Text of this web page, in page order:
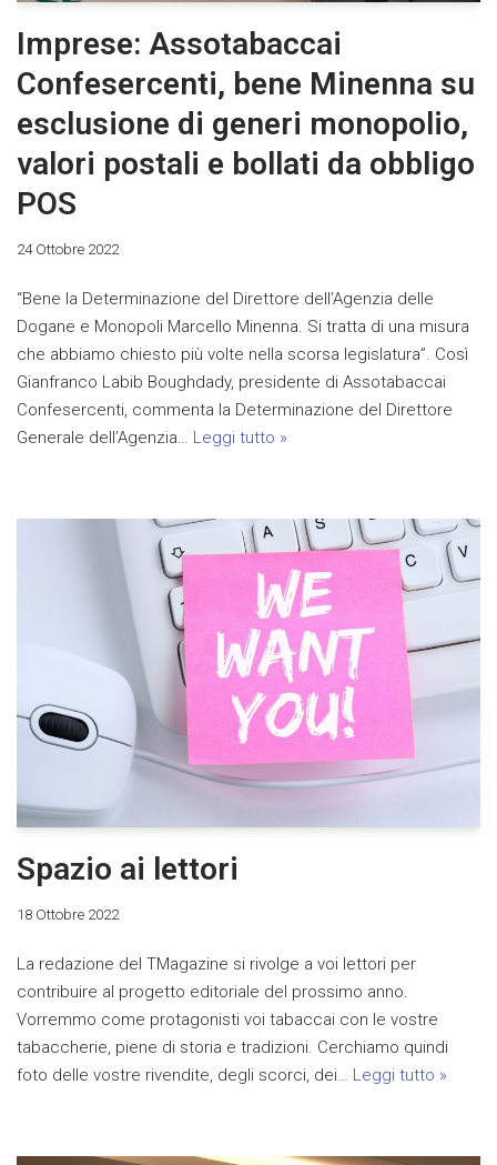
Imprese: Assotabaccai
Confesercenti, bene Minenna su
esclusione di generi monopolio,
valori postali e bollati da obbligo
POS
24 Ottobre 2022
“Bene la Determinazione del Direttore dell’Agenzia delle
Dogane e Monopoli Marcello Minenna. Si tratta di una misura
che abbiamo chiesto più volte nella scorsa legislatura”. Così
Gianfranco Labib Boughdady, presidente di Assotabaccai
Confesercenti, commenta la Determinazione del Direttore
Generale dell’Agenzia… Leggi tutto »
Spazio ai lettori
18 Ottobre 2022
La redazione del TMagazine si rivolge a voi lettori per
contribuire al progetto editoriale del prossimo anno.
Vorremmo come protagonisti voi tabaccai con le vostre
tabaccherie, piene di storia e tradizioni. Cerchiamo quindi
foto delle vostre rivendite, degli scorci, dei… Leggi tutto »